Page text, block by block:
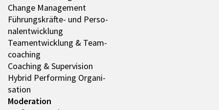
Change Manage­ment
Führungs­­­kräfte- und Perso­
nal­ent­wick­lung
Team­ent­wick­lung & Team­
coa­ching
Coaching & Super­vi­sion
Hybrid Performing Orga­ni­
sa­tion
Mode­ra­tion